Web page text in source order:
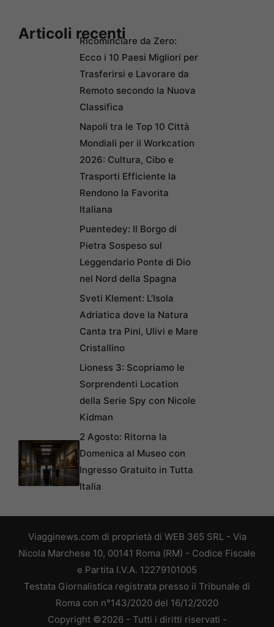
Articoli recentiRicominciare da Zero:
Ecco i 10 Paesi Migliori per
Trasferirsi e Lavorare da
Remoto secondo la Nuova
Classifica
Napoli tra le Top 10 Città
Mondiali per il Workcation
2026: Cultura, Cibo e
Trasporti Efficiente la
Rendono la Favorita
Italiana
Puentedey: Il Borgo di
Pietra Sospeso sul
Leggendario Ponte di Dio
nel Nord della Spagna
Sveti Klement: L’Isola
Adriatica dove la Natura
Canta tra Pini, Ulivi e Mare
Cristallino
Lioness 3: Scopriamo le
Sorprendenti Location
della Serie Spy con Nicole
Kidman
2 Agosto: Ritorna la
Domenica al Museo con
Ingresso Gratuito in Tutta
Italia
Viagginews.com di proprietà di WEB 365 SRL - Via
Nicola Marchese 10, 00141 Roma (RM) - Codice Fiscale
e Partita I.V.A. 12279101005
Testata Giornalistica registrata presso il Tribunale di
Roma con n°143/2020 del 16/12/2020
Copyright ©2026 - Tutti i diritti riservati -